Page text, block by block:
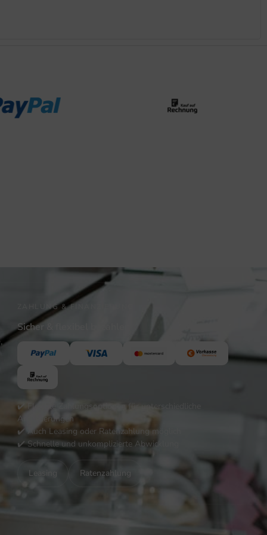
ZAHLUNG & FINANZIERUNG
Sicher & flexibel bezahlen
✔️ Flexible Zahlungsoptionen für unterschiedliche
Anforderungen
✔️ Auch Leasing oder Ratenzahlung möglich
✔️ Schnelle und unkomplizierte Abwicklung
Leasing Ratenzahlung